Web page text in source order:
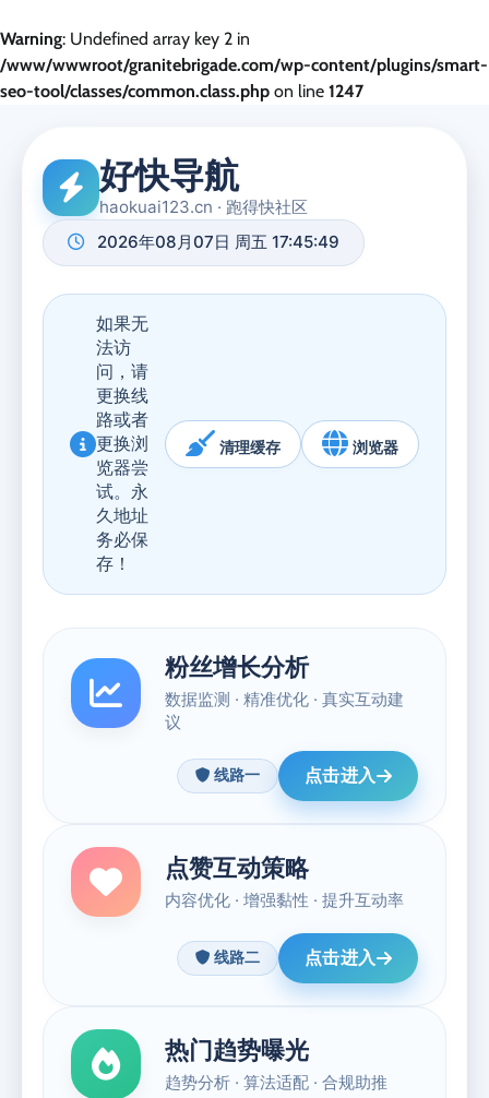
Warning: Undefined array key 2 in
/www/wwwroot/granitebrigade.com/wp-content/plugins/smart-
seo-tool/classes/common.class.php on line 1247